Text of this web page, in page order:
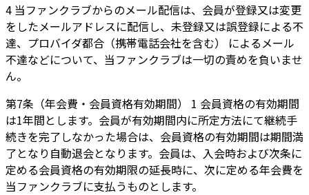
4 当ファンクラブからのメール配信は、会員が登録又は変更
をしたメールアドレスに配信し、未登録又は誤登録による不
達、プロバイダ都合（携帯電話会社を含む） によるメール
不達などについて、当ファンクラブは一切の責めを負いませ
ん。
第7条（年会費・会員資格有効期間） 1 会員資格の有効期間
は1年間とします。会員が有効期間内に所定方法にて継続手
続きを完了しなかった場合は、会員資格の有効期間は期間満
了となり自動退会となります。会員は、入会時および次条に
定める会員資格の有効期限の延長時に、次に定める年会費を
当ファンクラブに支払うものとします。